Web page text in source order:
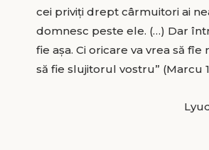
cei priviţi drept cârmuitori ai
domnesc peste ele. (…) Dar
fie aşa. Ci oricare va vrea să
să fie slujitorul vostru” (Marcu